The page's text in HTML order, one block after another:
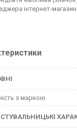
інтернет-
з маркою